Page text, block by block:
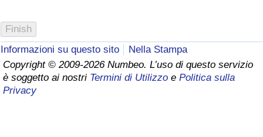
Informazioni su questo sito
Nella Stampa
Copyright © 2009-2026 Numbeo. L’uso di questo servizio
è soggetto ai nostri Termini di Utilizzo e Politica sulla
Privacy
Indice dell’Assistenza Sanitaria (Corrente)
Indice dell’Assistenza Sanitaria